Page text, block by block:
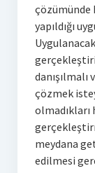
çözümünde
yapıldığı
danışılmalı
çözmek
olmadıkları
meydana
edilmesi